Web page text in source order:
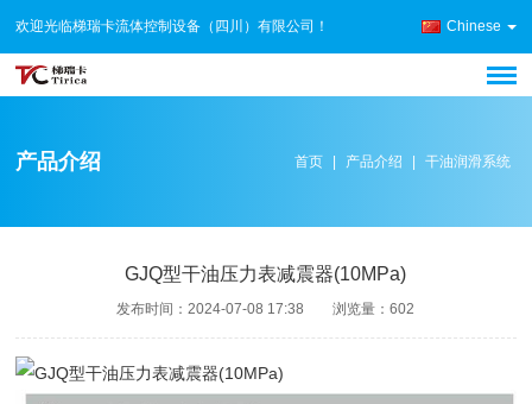
欢迎光临梯瑞卡流体控制设备（四川）有限公司！ Chinese
产品介绍 首页 | 产品介绍 | 干油润滑系统
GJQ型干油压力表减震器(10MPa)
发布时间：2024-07-08 17:38 浏览量：602